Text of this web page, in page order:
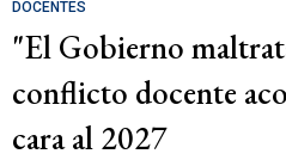
DOCENTES
"El Gobierno
conflicto docente
cara al 2027